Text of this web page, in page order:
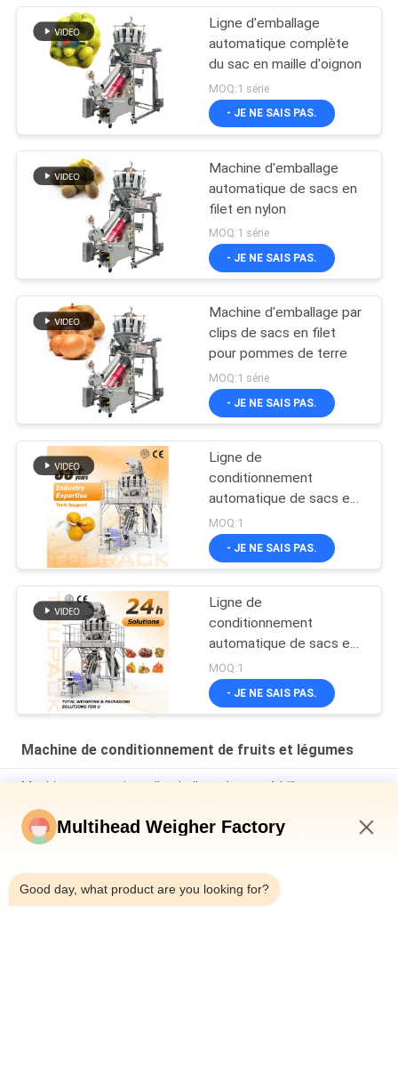
Ligne d'emballage
automatique complète
du sac en maille d'oignon
MOQ:1 série
- JE NE SAIS PAS.
Machine d'emballage
automatique de sacs en
filet en nylon
MOQ:1 série
- JE NE SAIS PAS.
Machine d'emballage par
clips de sacs en filet
pour pommes de terre
MOQ:1 série
- JE NE SAIS PAS.
Ligne de
conditionnement
automatique de sacs en
filet pour fruits et
légumes, machine de
remplissage et de
avec peseuse
associative
MOQ:1
- JE NE SAIS PAS.
Ligne de
conditionnement
automatique de sacs en
filet pour fruits et
légumes, machine de
remplissage et de
avec peseuse
MOQ:1
- JE NE SAIS PAS.
Machine de conditionnement de fruits et légumes
Machine automatique d'emballage de sacs à billes pour
chocolat
Machine d'emballage de fruits et légumes de 5 kg Castanea
Multihead Weigher Factory
Good day, what product are you looking for?